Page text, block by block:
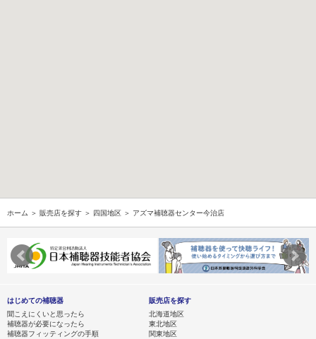
ホーム ＞ 販売店を探す ＞ 四国地区 ＞ アズマ補聴器センター今治店
はじめての補聴器
聞こえにくいと思ったら
補聴器が必要になったら
補聴器フィッティングの手順
販売店を探す
北海道地区
東北地区
関東地区